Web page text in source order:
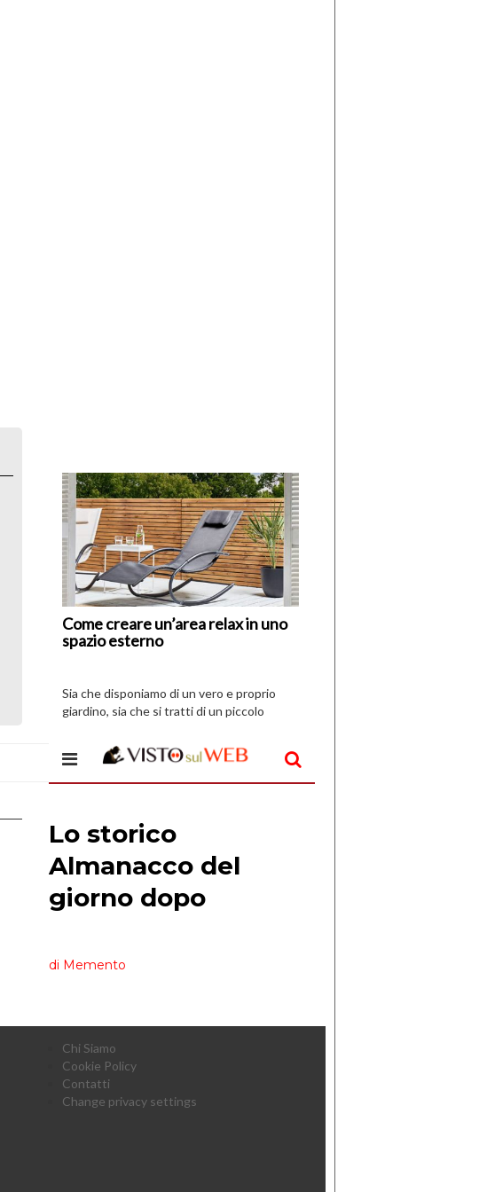
Come creare un’area relax in uno
spazio esterno
di
I
Vespri
Sia che disponiamo di un vero e proprio
giardino, sia che si tratti di un piccolo
Chi Siamo
Cookie Policy
Contatti
Change privacy settings